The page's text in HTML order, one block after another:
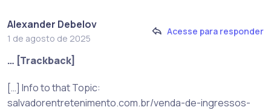
Alexander Debelov
1 de agosto de 2025
Acesse para responder
… [Trackback]
[…] Info to that Topic:
salvadorentretenimento.com.br/venda-de-ingressos-